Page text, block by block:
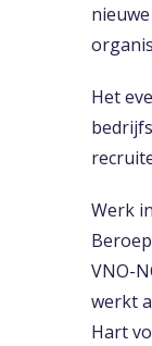
Het
Werk
VNO-
werkt
Hart